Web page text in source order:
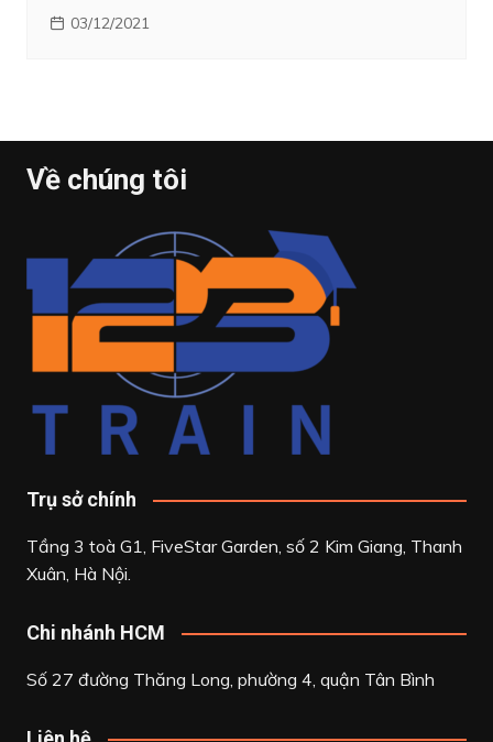
03/12/2021
Về chúng tôi
Trụ sở chính
Tầng 3 toà G1, FiveStar Garden, số 2 Kim Giang, Thanh
Xuân, Hà Nội.
Chi nhánh HCM
Số 27 đường Thăng Long, phường 4, quận Tân Bình